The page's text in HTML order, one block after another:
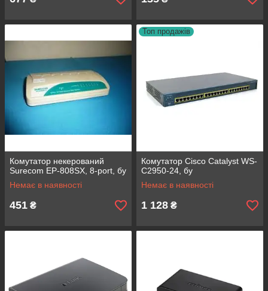
Комутатор некерований
Surecom EP-808SX, 8-port, бу
Немає в наявності
451 ₴
Топ продажів
Комутатор Cisco Catalyst WS-
C2950-24, бу
Немає в наявності
1 128 ₴